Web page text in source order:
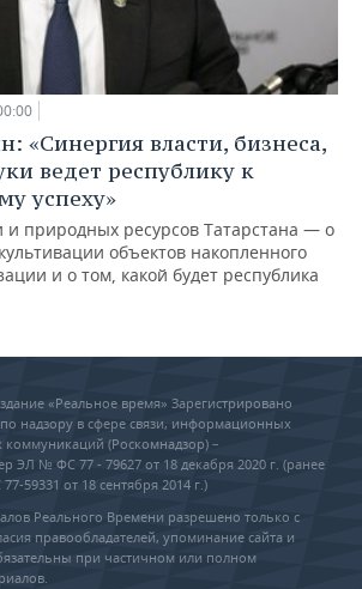
«Синергия власти, бизнеса,
ведет республику к
успеху»
и природных ресурсов Татарстана — о
объектов накопленного
и о том, какой будет республика
«Реальное время» Зарегистрировано
надзору в сфере связи, информационных
коммуникаций (Роскомнадзор) –
ЭЛ № ФС 77 - 79627 от 18 декабря 2020 г. (ранее
59331 от 18 сентября 2014 г.)
Реального Времени разрешено только с
правообладателей, упоминание сайта и
при частичном или полном